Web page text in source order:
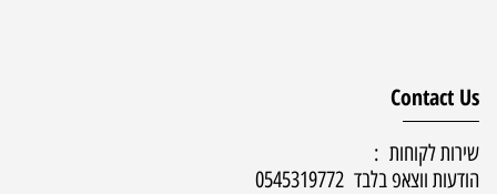
Contact Us
שירות לקוחות :
הודעות ווצאפ בלבד 0545319772